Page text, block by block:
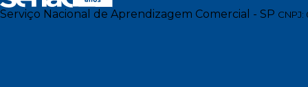
Serviço Nacional de Aprendizagem Comercial - SP